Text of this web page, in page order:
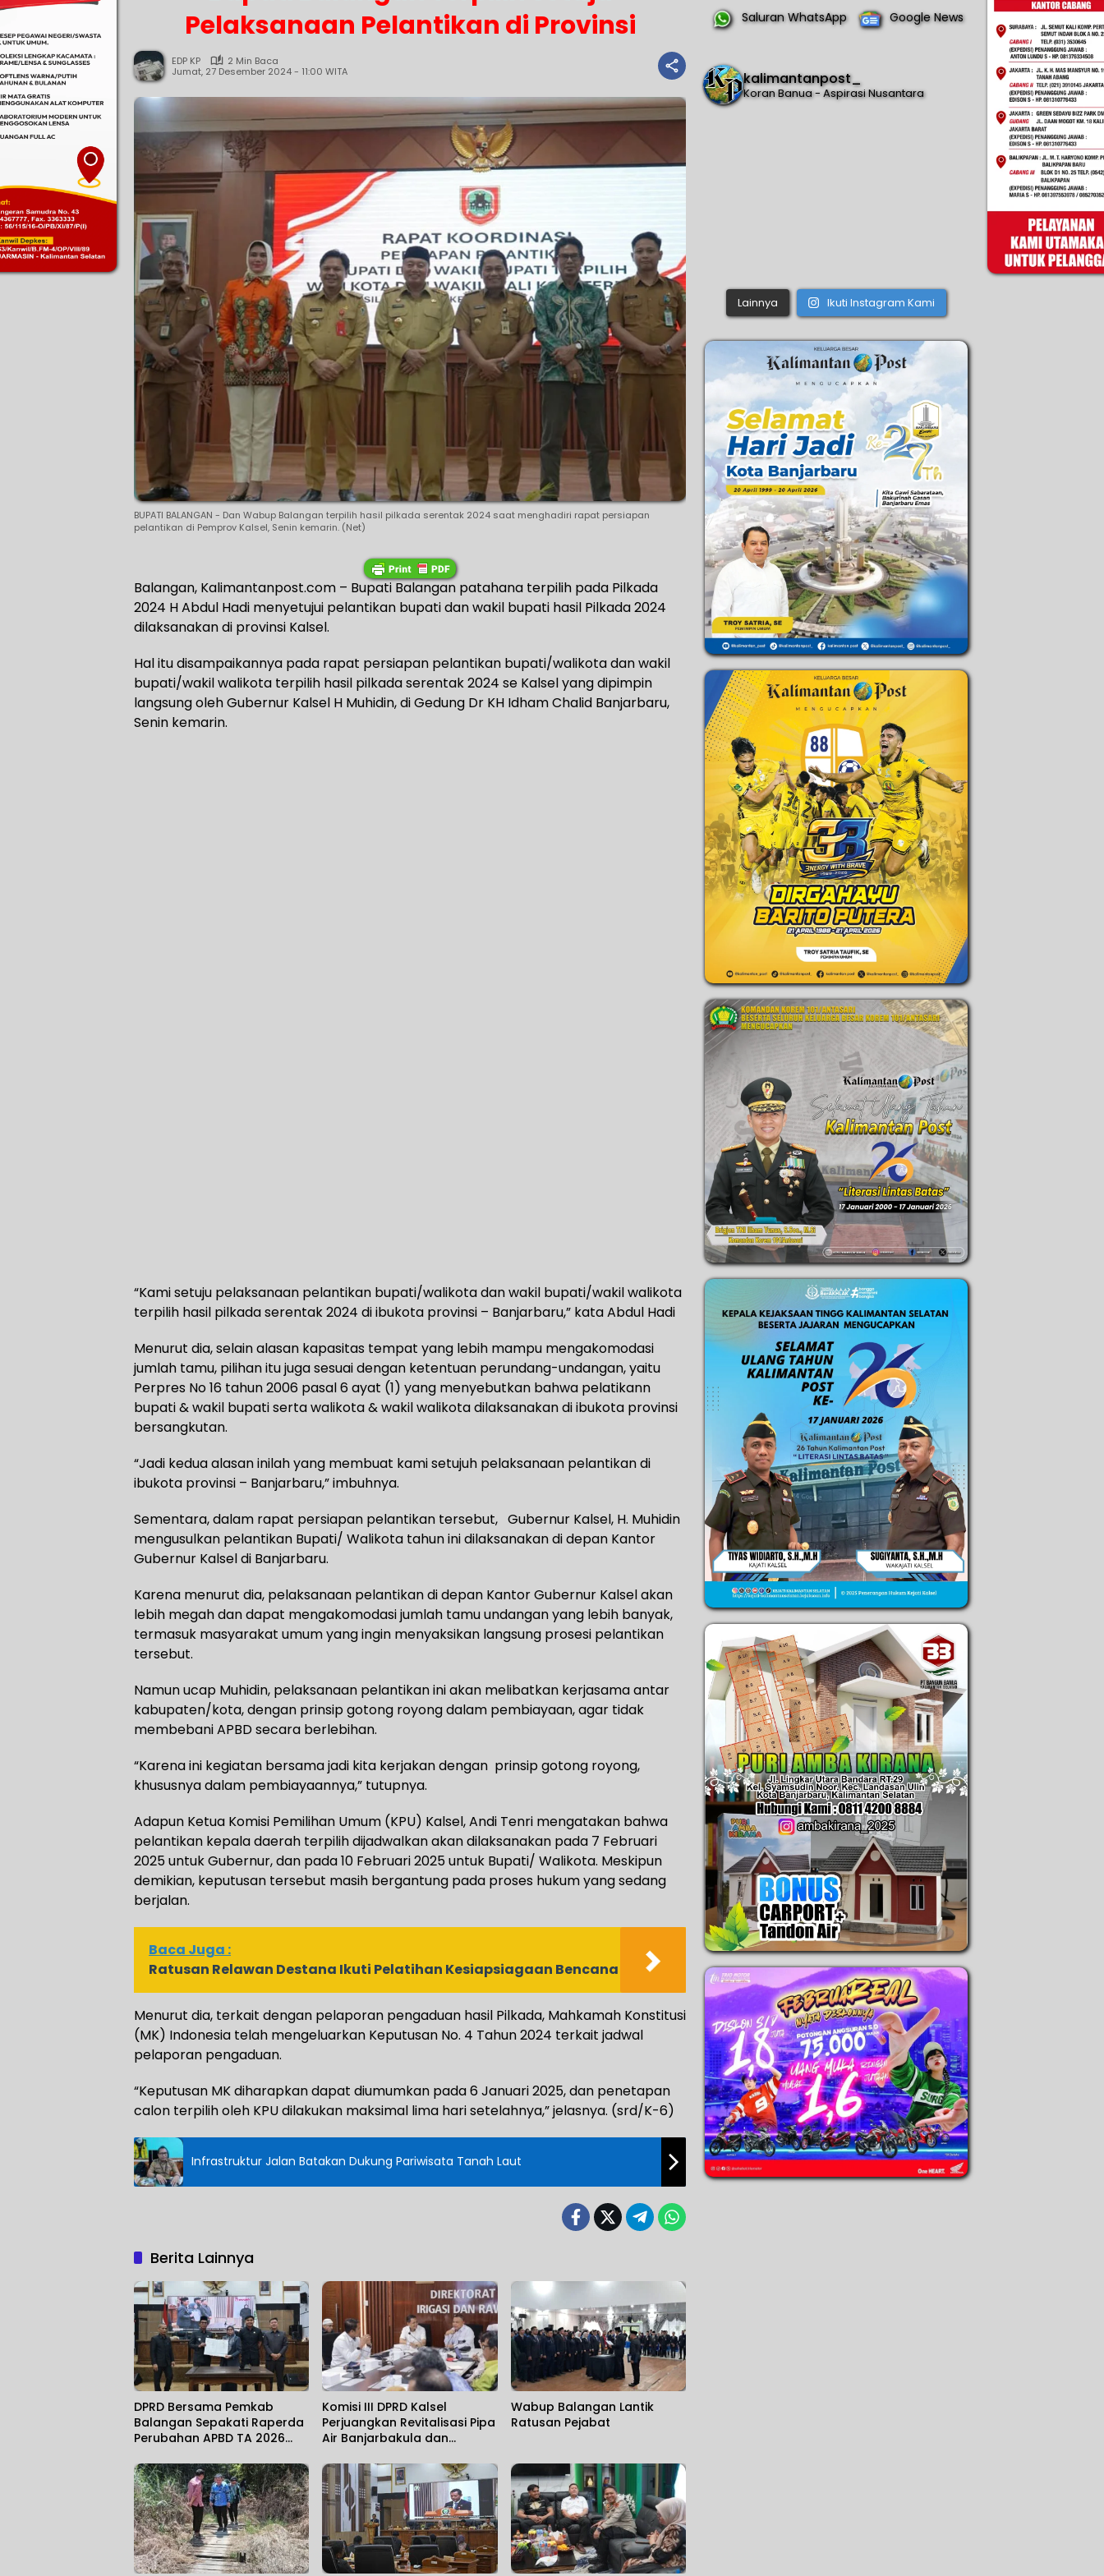
Pelaksanaan Pelantikan di Provinsi
EDP KP
2 Min Baca
Jumat, 27 Desember 2024 - 11:00 WITA
BUPATI BALANGAN - Dan Wabup Balangan terpilih hasil pilkada serentak 2024 saat menghadiri rapat persiapan
pelantikan di Pemprov Kalsel, Senin kemarin. (Net)
Balangan, Kalimantanpost.com – Bupati Balangan patahana terpilih pada Pilkada
2024 H Abdul Hadi menyetujui pelantikan bupati dan wakil bupati hasil Pilkada 2024
dilaksanakan di provinsi Kalsel.
Hal itu disampaikannya pada rapat persiapan pelantikan bupati/walikota dan wakil
bupati/wakil walikota terpilih hasil pilkada serentak 2024 se Kalsel yang dipimpin
langsung oleh Gubernur Kalsel H Muhidin, di Gedung Dr KH Idham Chalid Banjarbaru,
Senin kemarin.
“Kami setuju pelaksanaan pelantikan bupati/walikota dan wakil bupati/wakil walikota
terpilih hasil pilkada serentak 2024 di ibukota provinsi – Banjarbaru,” kata Abdul Hadi
Menurut dia, selain alasan kapasitas tempat yang lebih mampu mengakomodasi
jumlah tamu, pilihan itu juga sesuai dengan ketentuan perundang-undangan, yaitu
Perpres No 16 tahun 2006 pasal 6 ayat (1) yang menyebutkan bahwa pelatikann
bupati & wakil bupati serta walikota & wakil walikota dilaksanakan di ibukota provinsi
bersangkutan.
“Jadi kedua alasan inilah yang membuat kami setujuh pelaksanaan pelantikan di
ibukota provinsi – Banjarbaru,” imbuhnya.
Sementara, dalam rapat persiapan pelantikan tersebut, Gubernur Kalsel, H. Muhidin
mengusulkan pelantikan Bupati/ Walikota tahun ini dilaksanakan di depan Kantor
Gubernur Kalsel di Banjarbaru.
Karena menurut dia, pelaksanaan pelantikan di depan Kantor Gubernur Kalsel akan
lebih megah dan dapat mengakomodasi jumlah tamu undangan yang lebih banyak,
termasuk masyarakat umum yang ingin menyaksikan langsung prosesi pelantikan
tersebut.
Namun ucap Muhidin, pelaksanaan pelantikan ini akan melibatkan kerjasama antar
kabupaten/kota, dengan prinsip gotong royong dalam pembiayaan, agar tidak
membebani APBD secara berlebihan.
“Karena ini kegiatan bersama jadi kita kerjakan dengan prinsip gotong royong,
khususnya dalam pembiayaannya,” tutupnya.
Adapun Ketua Komisi Pemilihan Umum (KPU) Kalsel, Andi Tenri mengatakan bahwa
pelantikan kepala daerah terpilih dijadwalkan akan dilaksanakan pada 7 Februari
2025 untuk Gubernur, dan pada 10 Februari 2025 untuk Bupati/ Walikota. Meskipun
demikian, keputusan tersebut masih bergantung pada proses hukum yang sedang
berjalan.
Baca Juga :
Ratusan Relawan Destana Ikuti Pelatihan Kesiapsiagaan Bencana
Menurut dia, terkait dengan pelaporan pengaduan hasil Pilkada, Mahkamah Konstitusi
(MK) Indonesia telah mengeluarkan Keputusan No. 4 Tahun 2024 terkait jadwal
pelaporan pengaduan.
“Keputusan MK diharapkan dapat diumumkan pada 6 Januari 2025, dan penetapan
calon terpilih oleh KPU dilakukan maksimal lima hari setelahnya,” jelasnya. (srd/K-6)
Infrastruktur Jalan Batakan Dukung Pariwisata Tanah Laut
Berita Lainnya
DPRD Bersama Pemkab
Balangan Sepakati Raperda
Perubahan APBD TA 2026
Komisi III DPRD Kalsel
Perjuangkan Revitalisasi Pipa
Air Banjarbakula dan
Sungai
Wabup Balangan Lantik
Ratusan Pejabat
Saluran WhatsApp Google News
kalimantanpost_
Koran Banua - Aspirasi Nusantara
Lainnya Ikuti Instagram Kami